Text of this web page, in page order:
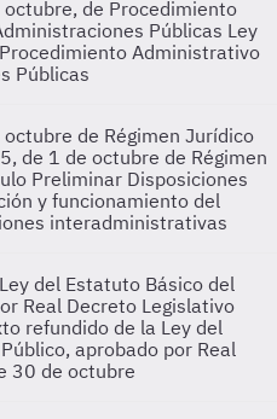
de Procedimiento
Públicas Ley
Administrativo
Públicas
de Régimen Jurídico
de 1 de octubre de Régimen
Preliminar Disposiciones
y funcionamiento del
interadministrativas
del Estatuto Básico del
Real Decreto Legislativo
refundido de la Ley del
aprobado por Real
30 de octubre